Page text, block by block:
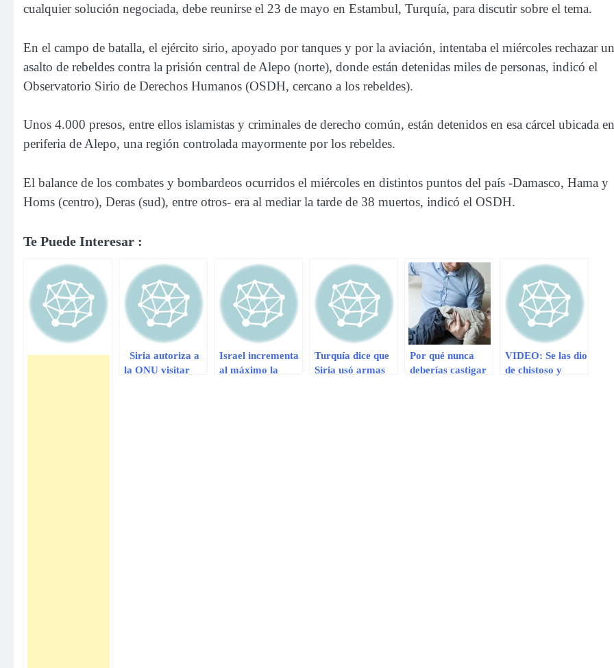
cualquier solución negociada, debe reunirse el 23 de mayo en Estambul, Turquía, para discutir sobre el tema.
En el campo de batalla, el ejército sirio, apoyado por tanques y por la aviación, intentaba el miércoles rechazar un
asalto de rebeldes contra la prisión central de Alepo (norte), donde están detenidas miles de personas, indicó el
Observatorio Sirio de Derechos Humanos (OSDH, cercano a los rebeldes).
Unos 4.000 presos, entre ellos islamistas y criminales de derecho común, están detenidos en esa cárcel ubicada
periferia de Alepo, una región controlada mayormente por los rebeldes.
El balance de los combates y bombardeos ocurridos el miércoles en distintos puntos del país -Damasco, Hama y
Homs (centro), Deras (sud), entre otros- era al mediar la tarde de 38 muertos, indicó el OSDH.
Te Puede Interesar :
Siria autoriza a
la ONU visitar
Israel incrementa
al máximo la
Turquía dice que
Siria usó armas
Por qué nunca
deberías castigar
VIDEO: Se las dio
de chistoso y